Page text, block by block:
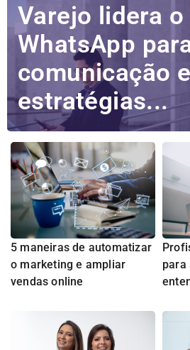
Varejo lidera o
WhatsApp
comunicação e
estratégias...
5 maneiras de automatizar
o marketing e ampliar
vendas online
para